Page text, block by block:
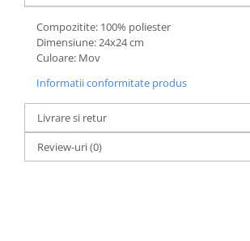
Compozitite: 100% poliester
Dimensiune: 24x24 cm
Culoare: Mov
Informatii conformitate produs
Livrare si retur
Review-uri(0)